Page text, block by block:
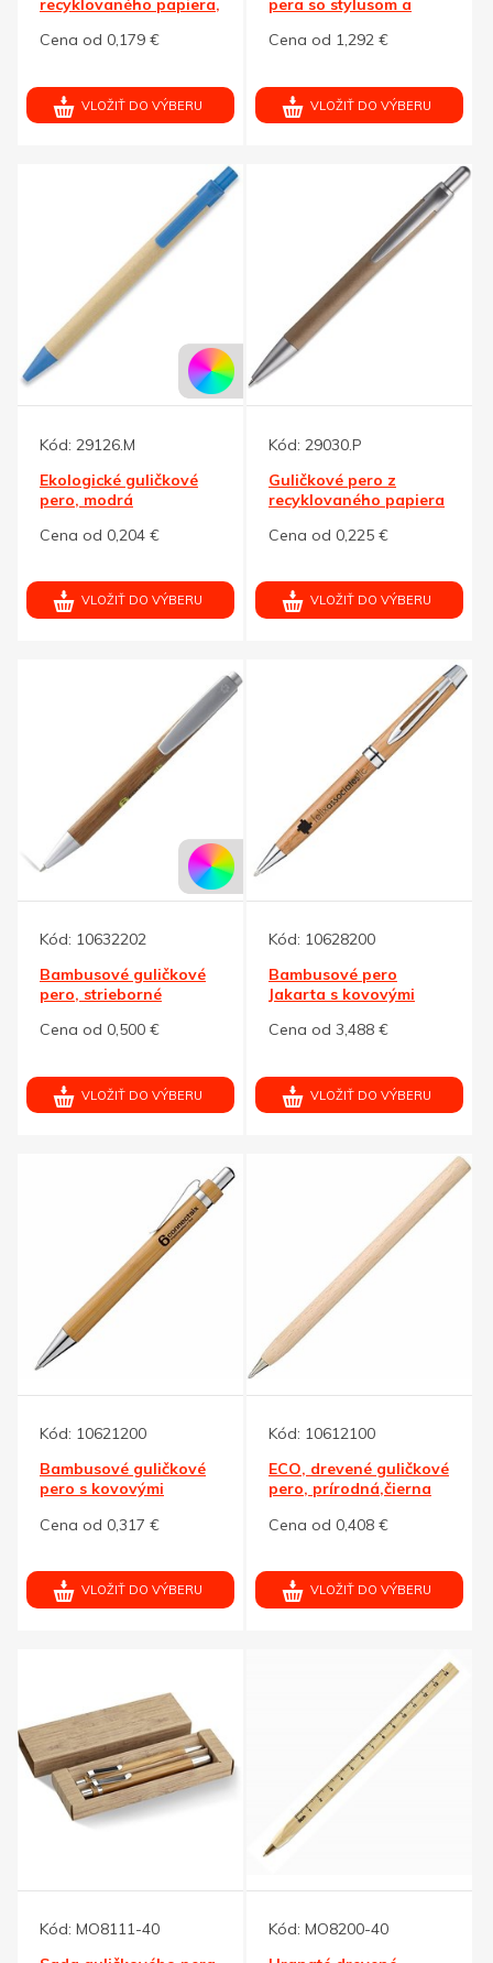
recyklovaného papiera,
Cena od 0,179 €
VLOŽIŤ DO VÝBERU
pera so stylusom a
Cena od 1,292 €
VLOŽIŤ DO VÝBERU
Kód: 29126.M
Ekologické guličkové
pero, modrá
Cena od 0,204 €
VLOŽIŤ DO VÝBERU
Kód: 29030.P
Guličkové pero z
recyklovaného papiera
Cena od 0,225 €
VLOŽIŤ DO VÝBERU
Kód: 10632202
Bambusové guličkové
pero, strieborné
Cena od 0,500 €
VLOŽIŤ DO VÝBERU
Kód: 10628200
Bambusové pero
Jakarta s kovovými
Cena od 3,488 €
VLOŽIŤ DO VÝBERU
Kód: 10621200
Bambusové guličkové
pero s kovovými
Cena od 0,317 €
VLOŽIŤ DO VÝBERU
Kód: 10612100
ECO, drevené guličkové
pero, prírodná,čierna
Cena od 0,408 €
VLOŽIŤ DO VÝBERU
Kód: MO8111-40
Kód: MO8200-40